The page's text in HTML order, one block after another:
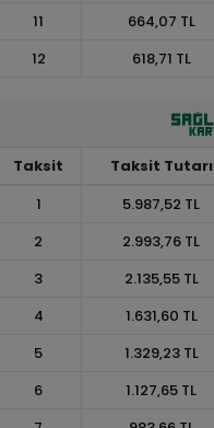
11
664,07 TL
12
618,71 TL
Taksit Taksit Tutarı
1
5.987,52 TL
2
2.993,76 TL
3
2.135,55 TL
4
1.631,60 TL
5
1.329,23 TL
6
1.127,65 TL